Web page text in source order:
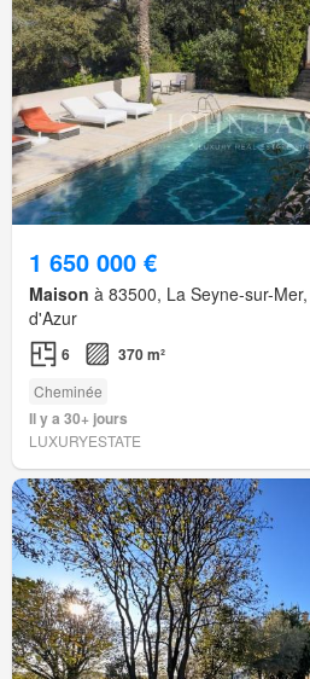
1 650 000 €
Maison à 83500, La Seyne-sur-
d'Azur
6 370 m²
Cheminée
Il y a 30+ jours
LUXURYESTATE